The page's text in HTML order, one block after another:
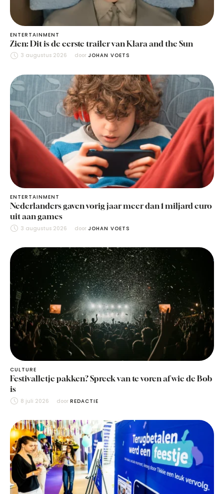
ENTERTAINMENT
Zien: Dit is de eerste trailer van Klara and the Sun
3 augustus 2026 door JOHAN VOETS
ENTERTAINMENT
Nederlanders gaven vorig jaar meer dan 1 miljard euro
uit aan games
3 augustus 2026 door JOHAN VOETS
CULTURE
Festivalletje pakken? Spreek van te voren af wie de Bob
is
8 juli 2026 door REDACTIE